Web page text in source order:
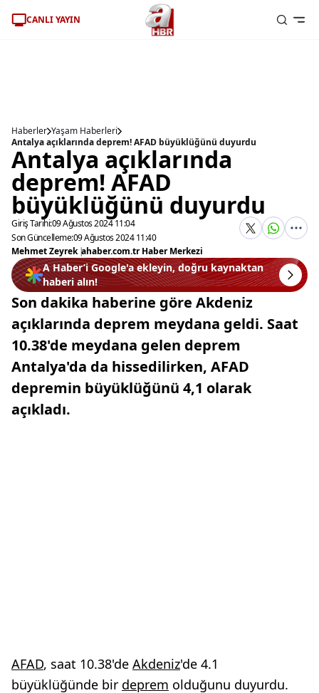
CANLI YAYIN
Haberler Yaşam Haberleri
Antalya açıklarında deprem! AFAD büyüklüğünü duyurdu
Antalya açıklarında
deprem! AFAD
büyüklüğünü duyurdu
Giriş Tarihi:09 Ağustos 2024 11:04
Son Güncelleme:09 Ağustos 2024 11:40
Mehmet Zeyrek |ahaber.com.tr Haber Merkezi
A Haber’i Google'a ekleyin, doğru kaynaktan
haberi alın!
Son dakika haberine göre Akdeniz
açıklarında deprem meydana geldi. Saat
10.38'de meydana gelen deprem
Antalya'da da hissedilirken, AFAD
depremin büyüklüğünü 4,1 olarak
açıkladı.
AFAD, saat 10.38'de Akdeniz'de 4.1
büyüklüğünde bir deprem olduğunu duyurdu.